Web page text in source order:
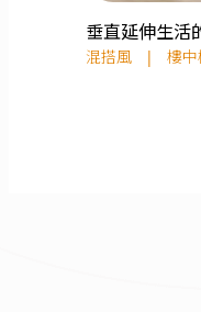
垂直延伸生活
混搭風 | 樓